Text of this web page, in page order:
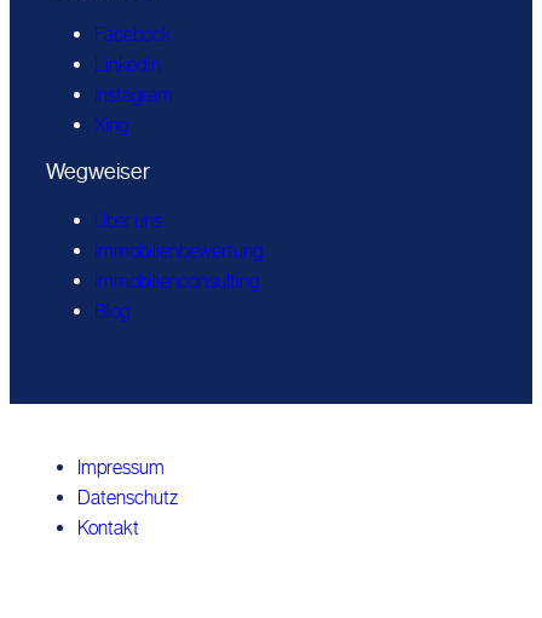
Facebook
Linkedin
Instagram
Xing
Wegweiser
Über uns
Immobilienbewertung
Immobilienconsulting
Blog
Impressum
Datenschutz
Kontakt